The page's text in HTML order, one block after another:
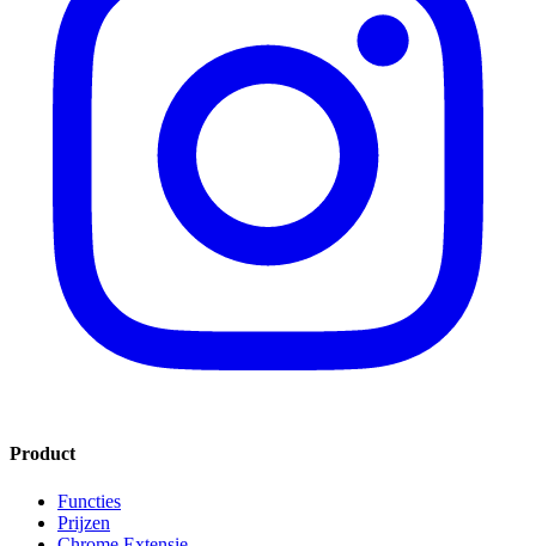
Product
Functies
Prijzen